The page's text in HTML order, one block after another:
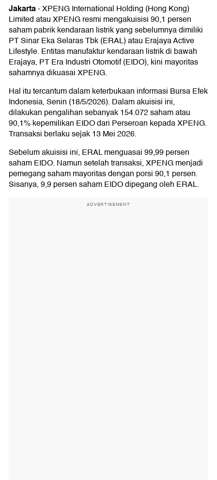
Jakarta-XPENG International Holding (Hong Kong)
Limited atau XPENG resmi mengakuisisi 90,1 persen
saham pabrik kendaraan listrik yang sebelumnya dimiliki
PT Sinar Eka Selaras Tbk (ERAL) atau Erajaya Active
Lifestyle. Entitas manufaktur kendaraan listrik di bawah
Erajaya, PT Era Industri Otomotif (EIDO), kini mayoritas
sahamnya dikuasai XPENG.
Hal itu tercantum dalam keterbukaan informasi Bursa Efek
Indonesia, Senin (18/5/2026). Dalam akuisisi ini,
dilakukan pengalihan sebanyak 154.072 saham atau
90,1% kepemilikan EIDO dari Perseroan kepada XPENG.
Transaksi berlaku sejak 13 Mei 2026.
Sebelum akuisisi ini, ERAL menguasai 99,99 persen
saham EIDO. Namun setelah transaksi, XPENG menjadi
pemegang saham mayoritas dengan porsi 90,1 persen.
Sisanya, 9,9 persen saham EIDO dipegang oleh ERAL.
ADVERTISEMENT